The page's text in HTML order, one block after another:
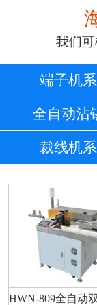
我们
端子机
全自动沾
裁线机